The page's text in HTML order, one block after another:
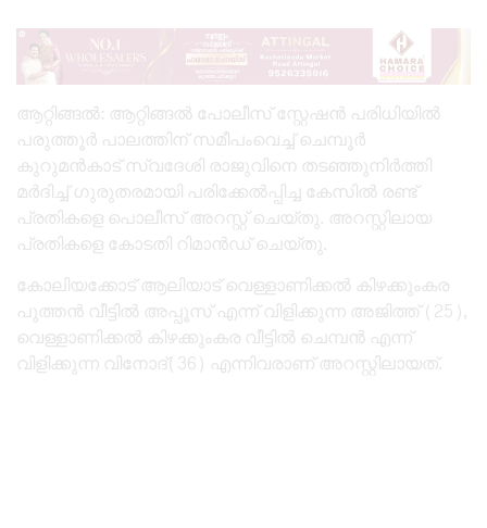
ആറ്റിങ്ങൽ: ആറ്റിങ്ങൽ പോലീസ് സ്റ്റേഷൻ പരിധിയിൽ
പരുത്തൂർ പാലത്തിന് സമീപംവെച്ച് ചെമ്പൂർ
കുറുമൻകാട് സ്വദേശി രാജുവിനെ തടഞ്ഞുനിർത്തി
മർദിച്ച് ഗുരുതരമായി പരിക്കേൽപ്പിച്ച കേസിൽ രണ്ട്
പ്രതികളെ പൊലീസ് അറസ്റ്റ് ചെയ്തു. അറസ്റ്റിലായ
പ്രതികളെ കോടതി റിമാൻഡ് ചെയ്തു.
കോലിയക്കോട് ആലിയാട് വെള്ളാണിക്കൽ കിഴക്കുംകര
പുത്തൻ വീട്ടിൽ അപ്പൂസ് എന്ന് വിളിക്കുന്ന അജിത്ത് (25),
വെള്ളാണിക്കൽ കിഴക്കുംകര വീട്ടിൽ ചെമ്പൻ എന്ന്
വിളിക്കുന്ന വിനോദ്(36) എന്നിവരാണ് അറസ്റ്റിലായത്.